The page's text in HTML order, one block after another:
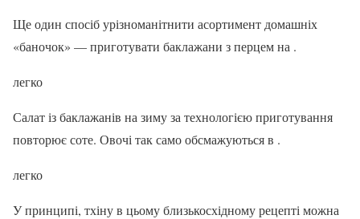
Ще один спосіб урізноманітнити асортимент домашніх
«баночок» — приготувати баклажани з перцем на .
легко
Салат із баклажанів на зиму за технологією приготування
повторює соте. Овочі так само обсмажуються в .
легко
У принципі, тхіну в цьому близькосхідному рецепті можна